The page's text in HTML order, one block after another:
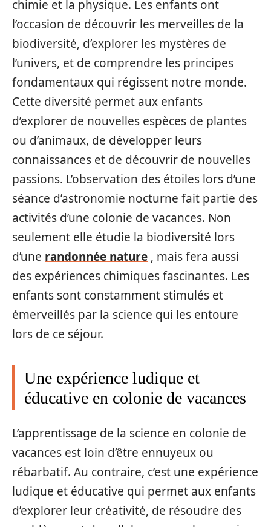
chimie et la physique. Les enfants ont
l’occasion de découvrir les merveilles de la
biodiversité, d’explorer les mystères de
l’univers, et de comprendre les principes
fondamentaux qui régissent notre monde.
Cette diversité permet aux enfants
d’explorer de nouvelles espèces de plantes
ou d’animaux, de développer leurs
connaissances et de découvrir de nouvelles
passions. L’observation des étoiles lors d’une
séance d’astronomie nocturne fait partie des
activités d’une colonie de vacances. Non
seulement elle étudie la biodiversité lors
d’une randonnée nature , mais fera aussi
des expériences chimiques fascinantes. Les
enfants sont constamment stimulés et
émerveillés par la science qui les entoure
lors de ce séjour.
Une expérience ludique et
éducative en colonie de vacances
L’apprentissage de la science en colonie de
vacances est loin d’être ennuyeux ou
rébarbatif. Au contraire, c’est une expérience
ludique et éducative qui permet aux enfants
d’explorer leur créativité, de résoudre des